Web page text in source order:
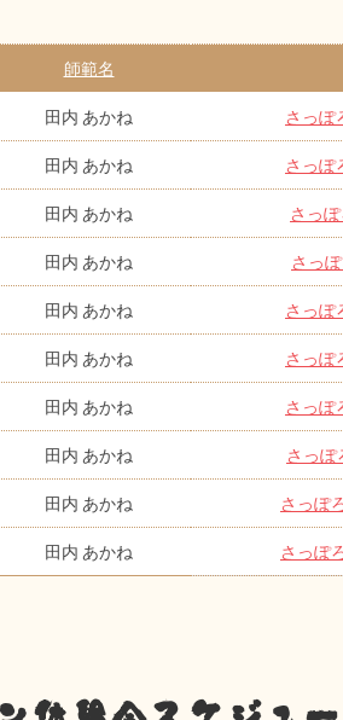
師範名
田内 あかね さっぽ
田内 あかね さっぽ
田内 あかね さっ
田内 あかね さっ
田内 あかね さっぽ
田内 あかね さっぽ
田内 あかね さっぽ
田内 あかね さっ
田内 あかね さっぽ
田内 あかね さっぽ